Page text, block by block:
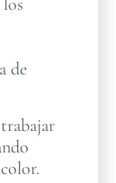
de